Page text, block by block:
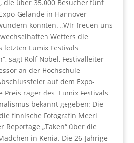
die über 35.000 Besucher fünf
Gelände in Hannover
konnten. „Wir freuen uns
Wetters die
letzten Lumix Festivals
sagt Rolf Nobel, Festivalleiter
an der Hochschule
auf dem Expo-
Preisträger des. Lumix Festivals
bekannt gegeben: Die
finnische Fotografin Meeri
Reportage „Taken“ über die
in Kenia. Die 26-Jährige